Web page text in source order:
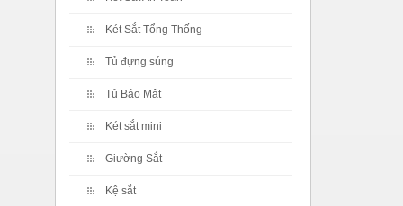
Két Sắt Tổng Thống
Tủ đựng súng
Tủ Bảo Mật
Két sắt mini
Giường Sắt
Kệ sắt